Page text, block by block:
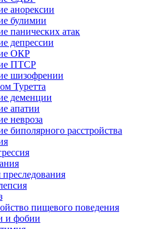
анорексии
булимии
панических атак
депрессии
ОКР
ПТСР
шизофрении
Туретта
деменции
апатии
невроза
биполярного расстройства
пищевого поведения
и фобии